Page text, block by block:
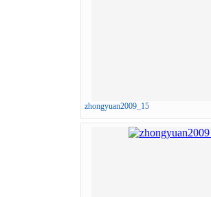
zhongyuan2009_15